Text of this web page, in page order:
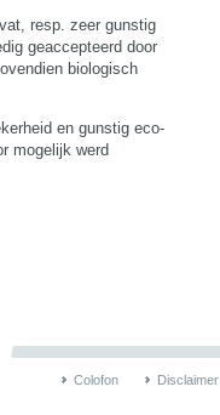
resp. zeer gunstig
geaccepteerd door
biologisch
en gunstig eco-
mogelijk werd
Colofon Disclaimer